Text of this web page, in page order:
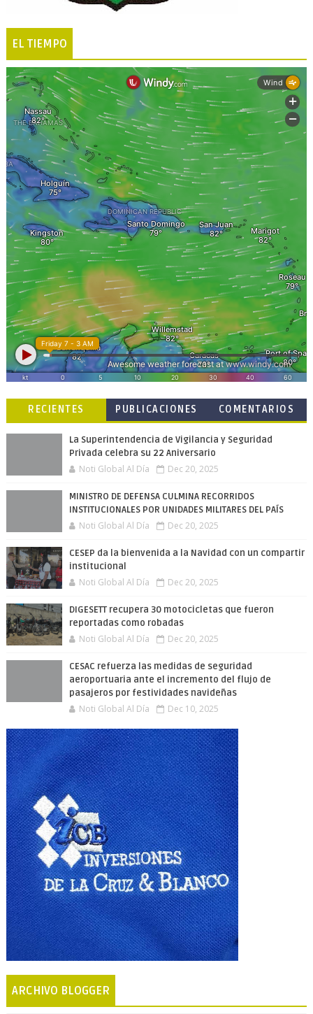
EL TIEMPO
RECIENTES
PUBLICACIONES
COMENTARIOS
La Superintendencia de Vigilancia y Seguridad
Privada celebra su 22 Aniversario
Noti Global Al Día Dec 20, 2025
MINISTRO DE DEFENSA CULMINA RECORRIDOS
INSTITUCIONALES POR UNIDADES MILITARES DEL PAÍS
Noti Global Al Día Dec 20, 2025
CESEP da la bienvenida a la Navidad con un compartir
institucional
Noti Global Al Día Dec 20, 2025
DIGESETT recupera 30 motocicletas que fueron
reportadas como robadas
Noti Global Al Día Dec 20, 2025
CESAC refuerza las medidas de seguridad
aeroportuaria ante el incremento del flujo de
pasajeros por festividades navideñas
Noti Global Al Día Dec 10, 2025
ARCHIVO BLOGGER